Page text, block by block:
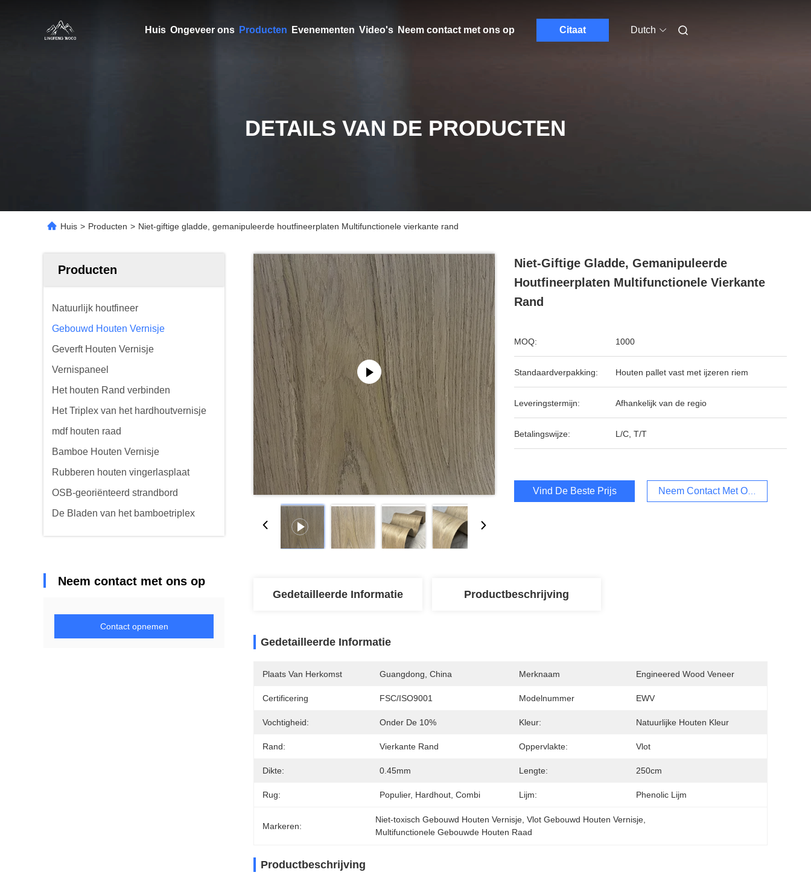
Huis Ongeveer ons Producten Evenementen Video's Neem contact met ons op Citaat Dutch
DETAILS VAN DE PRODUCTEN
Huis > Producten > Niet-giftige gladde, gemanipuleerde houtfineerplaten Multifunctionele vierkante rand
Producten
Natuurlijk houtfineer
Gebouwd Houten Vernisje
Geverft Houten Vernisje
Vernispaneel
Het houten Rand verbinden
Het Triplex van het hardhoutvernisje
mdf houten raad
Bamboe Houten Vernisje
Rubberen houten vingerlasplaat
OSB-georiënteerd strandbord
De Bladen van het bamboetriplex
Neem contact met ons op
Contact opnemen
Niet-Giftige Gladde, Gemanipuleerde
Houtfineerplaten Multifunctionele Vierkante
Rand
MOQ: 1000
Standaardverpakking: Houten pallet vast met ijzeren riem
Leveringstermijn: Afhankelijk van de regio
Betalingswijze: L/C, T/T
Vind De Beste Prijs Neem Contact Met Ons Op
Gedetailleerde Informatie Productbeschrijving
Gedetailleerde Informatie
Plaats Van Herkomst Guangdong, China Merknaam Engineered Wood Veneer
Certificering FSC/ISO9001 Modelnummer EWV
Vochtigheid: Onder De 10% Kleur: Natuurlijke Houten Kleur
Rand: Vierkante Rand Oppervlakte: Vlot
Dikte: 0.45mm Lengte: 250cm
Rug: Populier, Hardhout, Combi Lijm: Phenolic Lijm
Markeren:
Niet-toxisch Gebouwd Houten Vernisje , Vlot Gebouwd Houten Vernisje
Multifunctionele Gebouwde Houten Raad
Productbeschrijving